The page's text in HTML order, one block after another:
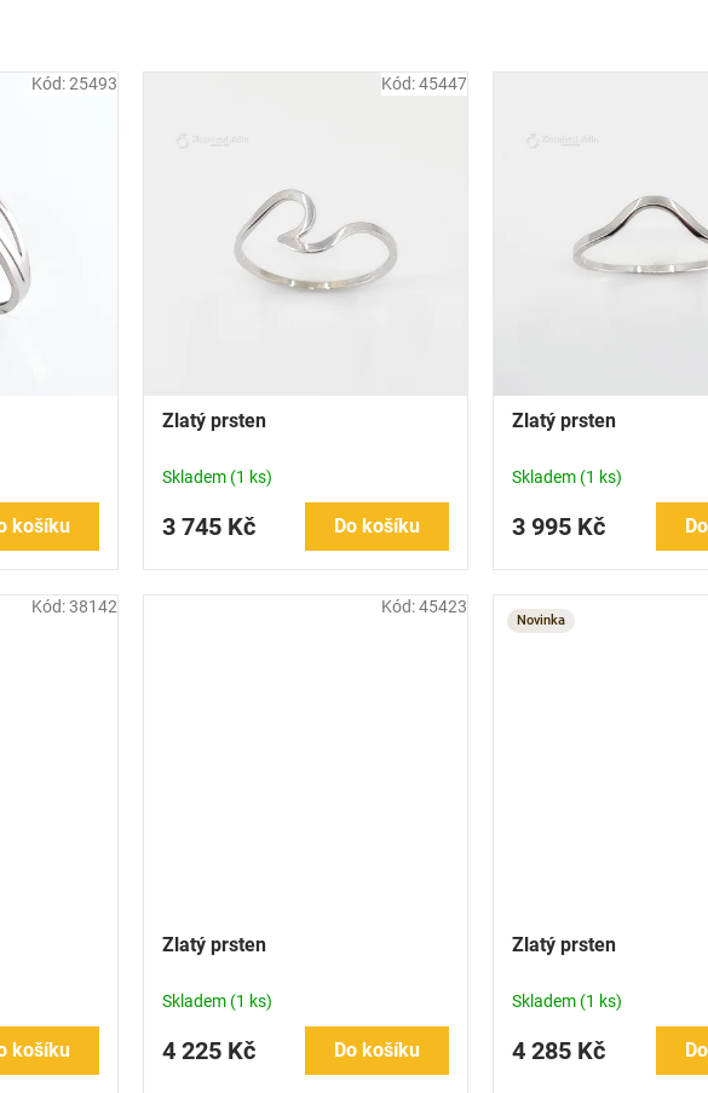
košíku
Kód:25493
Zlatý prsten
Skladem (1 ks)
3 745 Kč Do košíku
Kód:45447
Zlatý prsten
Skladem (1 ks)
3 995 Kč
košíku
Kód:38142
Zlatý prsten
Skladem (1 ks)
4 225 Kč Do košíku
Kód:45423
Novinka
Zlatý prsten
Skladem (1 ks)
4 285 Kč